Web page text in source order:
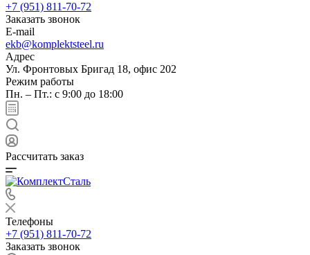
+7 (951) 811-70-72
Заказать звонок
E-mail
ekb@komplektsteel.ru
Адрес
Ул. Фронтовых Бригад 18, офис 202
Режим работы
Пн. – Пт.: с 9:00 до 18:00
Рассчитать заказ
Телефоны
+7 (951) 811-70-72
Заказать звонок